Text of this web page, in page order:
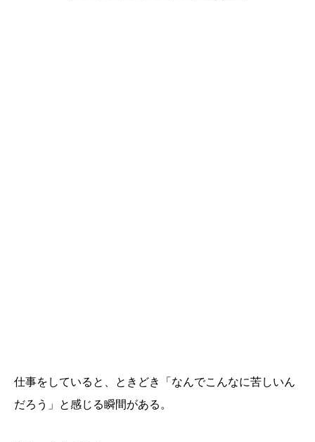
仕事をしていると、ときどき「なんでこんなに苦しいん
だろう」と感じる瞬間がある。